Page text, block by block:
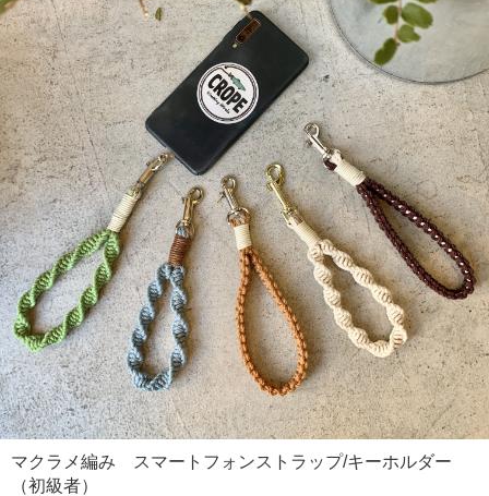
マクラメ編み スマートフォンストラップ/キーホルダー
（初級者）